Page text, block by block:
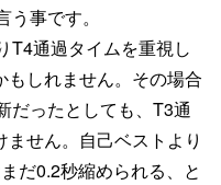
事です。
T4通過タイムを重視し
しれません。その場合
だったとしても、T3通
せん。自己ベストより
だ0.2秒縮められる、と